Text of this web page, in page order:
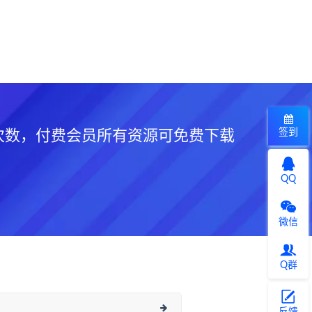
，付费会员所有资源可免费下载 签到
QQ
微信
Q群